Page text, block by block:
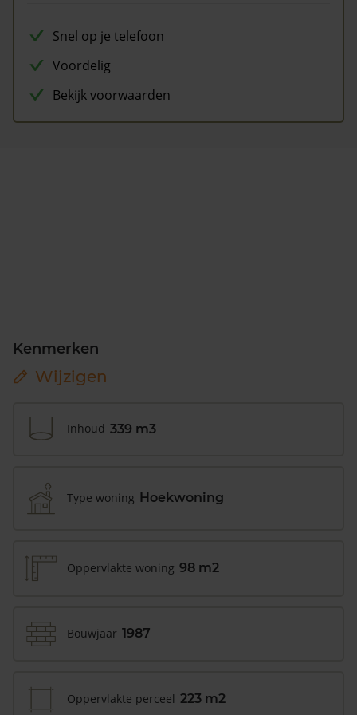
Snel op je telefoon
Voordelig
Bekijk voorwaarden
Kenmerken
Wijzigen
Inhoud 339 m3
Type woning Hoekwoning
Oppervlakte woning 98 m2
Bouwjaar 1987
Oppervlakte perceel 223 m2